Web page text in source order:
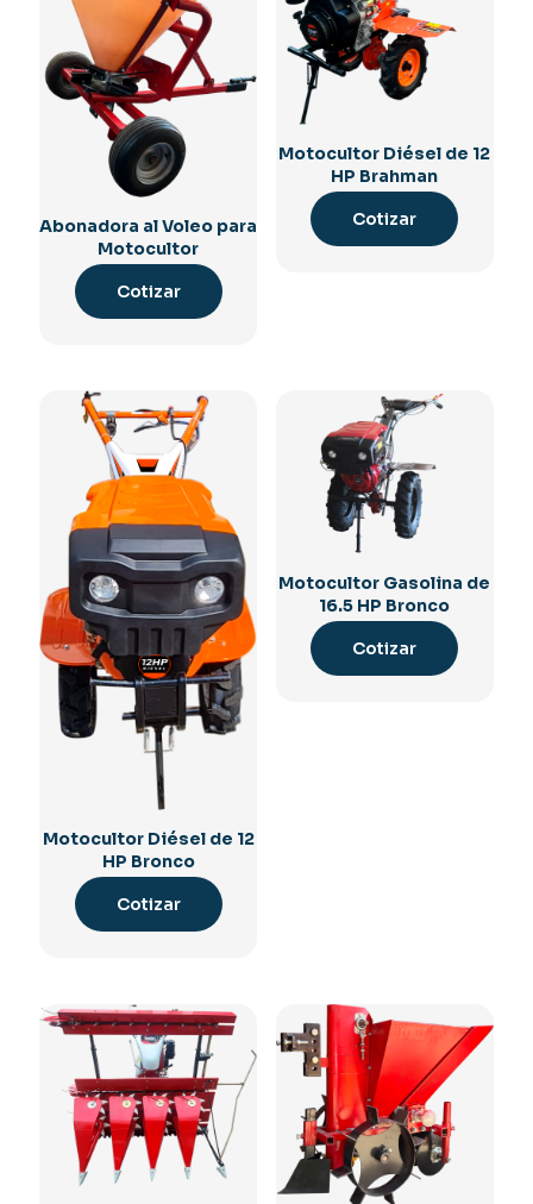
Abonadora al Voleo para
Motocultor
Cotizar
Motocultor Diésel de 12
HP Brahman
Cotizar
Motocultor Diésel de 12
HP Bronco
Cotizar
Motocultor Gasolina de
16.5 HP Bronco
Cotizar